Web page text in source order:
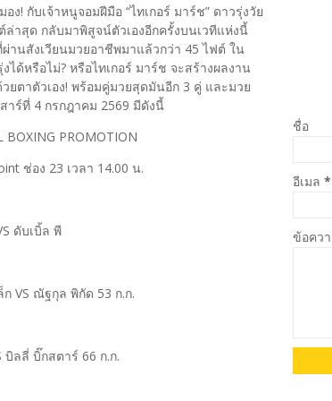
กับเจ้าหนูจอมฝีมือ “ไทเกอร์ มาร์ช” ดาวรุ่งวัย
าสุด กลับมาพิสูจน์ตัวเองอีกครั้งบนเวทีแห่งนี้
นสังเวียนมวยอาชีพมาแล้วกว่า 45 ไฟต์ ใน
ด้หรือไม่? หรือไทเกอร์ มาร์ช จะสร้างผลงาน
ตาตัวเอง! พร้อมคู่มวยสุดมันอีก 3 คู่ และมวย
าร์ที่ 4 กรกฎาคม 2569 มีดังนี้
PROMOTION
ช่อง 23 เวลา 14.00 น.
ดับเบิ้ล พี
VS ณัฐกุล พิกัด 53 ก.ก.
บิลลี่ บิ๊กสตาร์ 66 ก.ก.
ชื่อ
อีเมล *
ข้อคว